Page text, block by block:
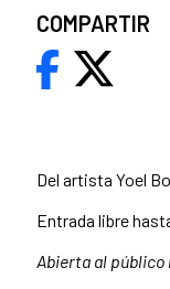
Del artista Yoel
Entrada libre
Abierta al público
COMPARTIR